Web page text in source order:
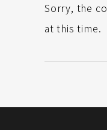
Sorry, the
at this time.